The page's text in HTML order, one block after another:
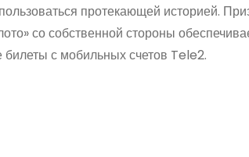
протекающей историей.
со собственной стороны
с мобильных счетов Tele2.